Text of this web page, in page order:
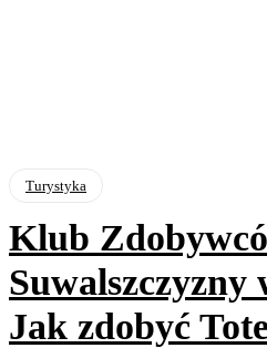
Turystyka
Klub
Suwalszczyzny
Jak zdobyć